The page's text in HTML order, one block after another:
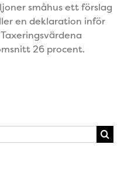
småhus ett förslag
en deklaration inför
26 procent.